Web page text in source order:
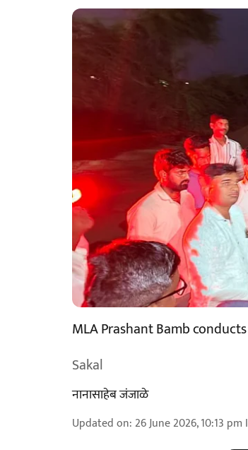
MLA Prashant Bamb
Sakal
नानासाहेब जंजाळे
Updated on: 26 June 2026, 10:13 pm